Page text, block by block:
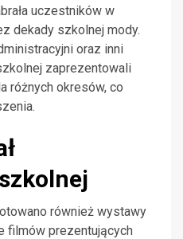
uczestników w
dekady szkolnej mody.
oraz inni
zaprezentowali
różnych okresów, co
również wystawy
filmów prezentujących